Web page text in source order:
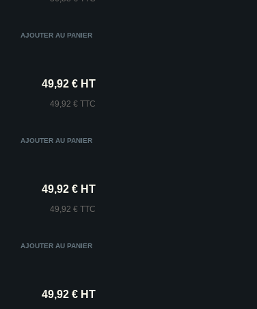
49,92 € HT
49,92 € TTC
49,92 € HT
49,92 € TTC
49,92 € HT